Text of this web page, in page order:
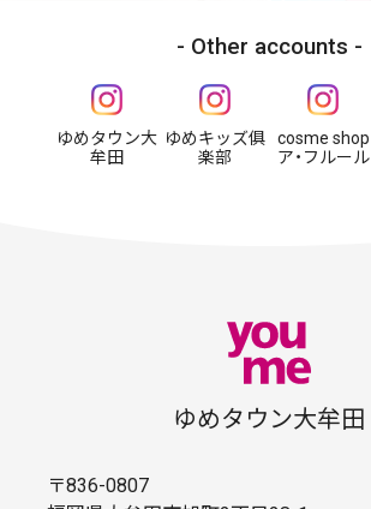
Other accounts
ゆめタウン大
牟田
ゆめキッズ俱
楽部
cosme shop
ア・フルール
ゆめタウン大牟田
〒836-0807